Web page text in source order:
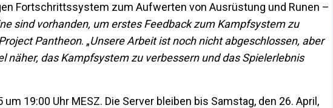
Fortschrittssystem zum Aufwerten von Ausrüstung und Runen –
sind vorhanden, um erstes Feedback zum Kampfsystem zu
Pantheon. „Unsere Arbeit ist noch nicht abgeschlossen, aber
das Kampfsystem zu verbessern und das Spielerlebnis
19:00 Uhr MESZ. Die Server bleiben bis Samstag, den 26. April,